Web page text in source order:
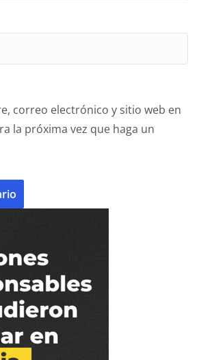
correo electrónico y sitio web en
la próxima vez que haga un